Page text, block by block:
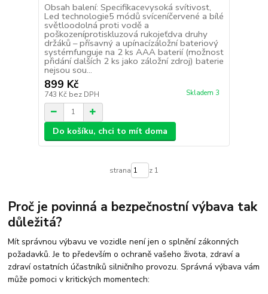
Obsah balení: Specifikacevysoká svítivost,
Led technologie5 módů svíceníčervené a bílé
světloodolná proti vodě a
poškozeníprotiskluzová rukojeťdva druhy
držáků – přísavný a upínacízáložní bateriový
systémfunguje na 2 ks AAA baterií (možnost
přidání dalších 2 ks jako záložní zdroj) baterie
nejsou sou...
899 Kč
743 Kč bez DPH Skladem 3
Do košíku, chci to mít doma
strana z 1
Proč je povinná a bezpečnostní výbava tak
důležitá?
Mít správnou výbavu ve vozidle není jen o splnění zákonných
požadavků. Je to především o ochraně vašeho života, zdraví a
zdraví ostatních účastníků silničního provozu. Správná výbava vám
může pomoci v kritických momentech: